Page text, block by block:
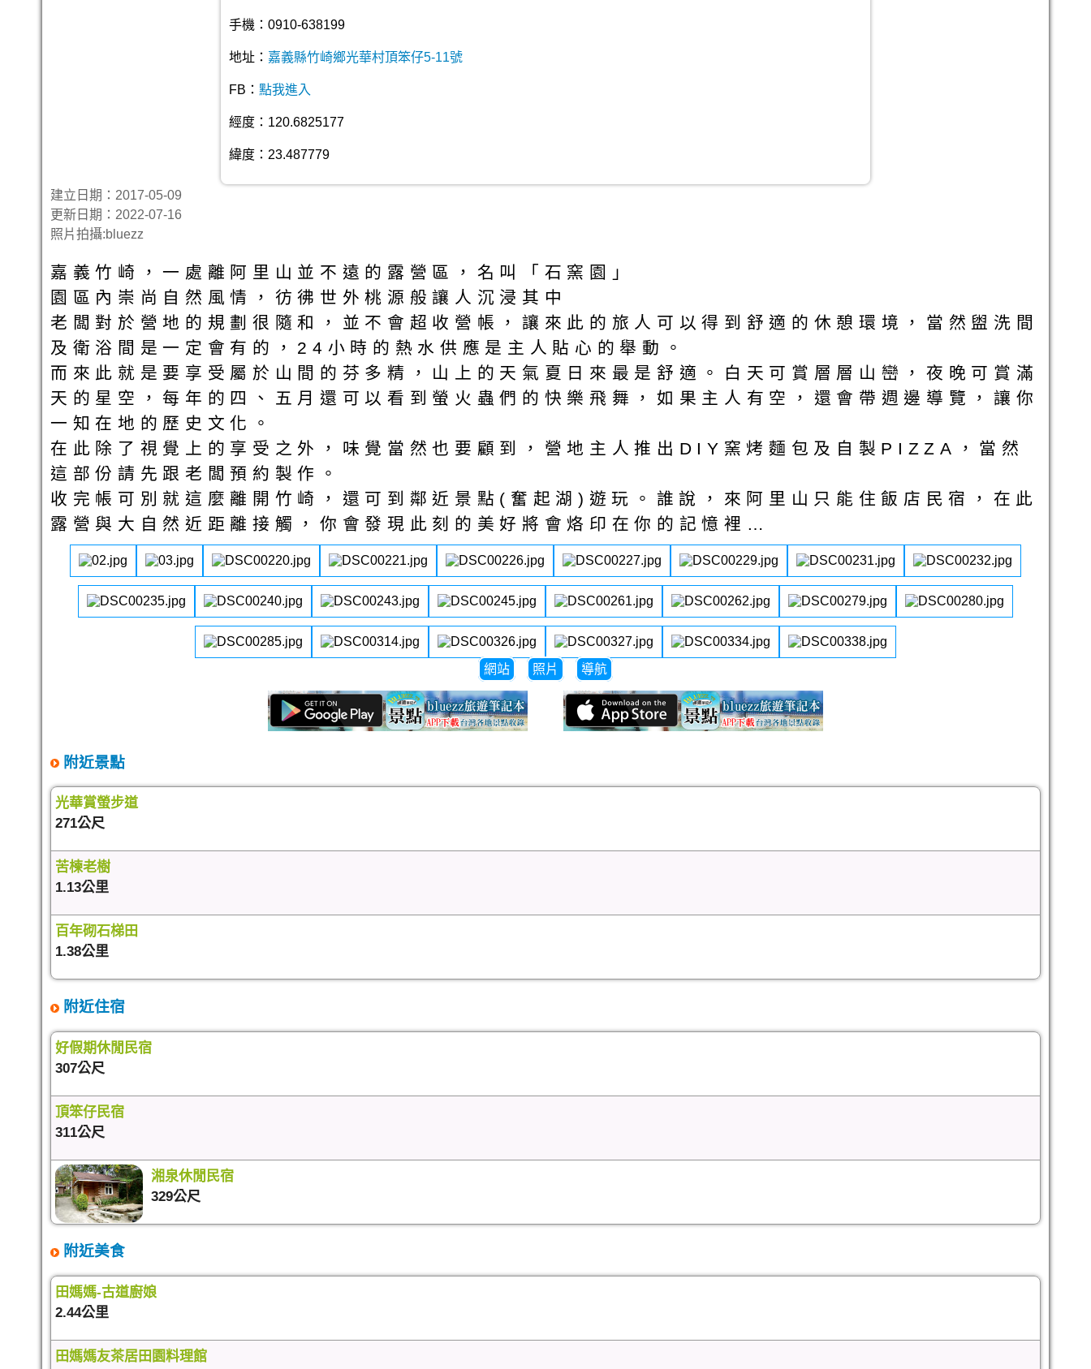
手機：0910-638199
地址： 嘉義縣竹崎鄉光華村頂笨仔5-11號
FB： 點我進入
經度：120.6825177
緯度：23.487779
建立日期：2017-05-09
更新日期：2022-07-16
照片拍攝:bluezz
嘉義竹崎，一處離阿里山並不遠的露營區，名叫「石窯園」
園區內崇尚自然風情，彷彿世外桃源般讓人沉浸其中
老闆對於營地的規劃很隨和，並不會超收營帳，讓來此的旅人可以得到舒適的休憩環境，當然盥洗間
及衛浴間是一定會有的，24小時的熱水供應是主人貼心的舉動。
而來此就是要享受屬於山間的芬多精，山上的天氣夏日來最是舒適。白天可賞層層山巒，夜晚可賞滿
天的星空，每年的四、五月還可以看到螢火蟲們的快樂飛舞，如果主人有空，還會帶週邊導覽，讓你
一知在地的歷史文化。
在此除了視覺上的享受之外，味覺當然也要顧到，營地主人推出DIY窯烤麵包及自製PIZZA，當然
這部份請先跟老闆預約製作。
收完帳可別就這麼離開竹崎，還可到鄰近景點(奮起湖)遊玩。誰說，來阿里山只能住飯店民宿，在此
露營與大自然近距離接觸，你會發現此刻的美好將會烙印在你的記憶裡…
網站 照片 導航
附近景點
光華賞螢步道
271公尺
苦楝老樹
1.13公里
百年砌石梯田
1.38公里
附近住宿
好假期休閒民宿
307公尺
頂笨仔民宿
311公尺
湘泉休閒民宿
329公尺
附近美食
田媽媽-古道廚娘
2.44公里
田媽媽友茶居田園料理館